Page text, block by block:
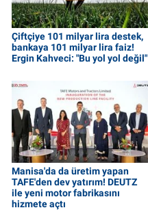
Çiftçiye 101 milyar lira destek,
bankaya 101 milyar lira faiz!
Ergin Kahveci: "Bu yol yol değil"
Manisa'da da üretim yapan
TAFE'den dev yatırım! DEUTZ
ile yeni motor fabrikasını
hizmete açtı